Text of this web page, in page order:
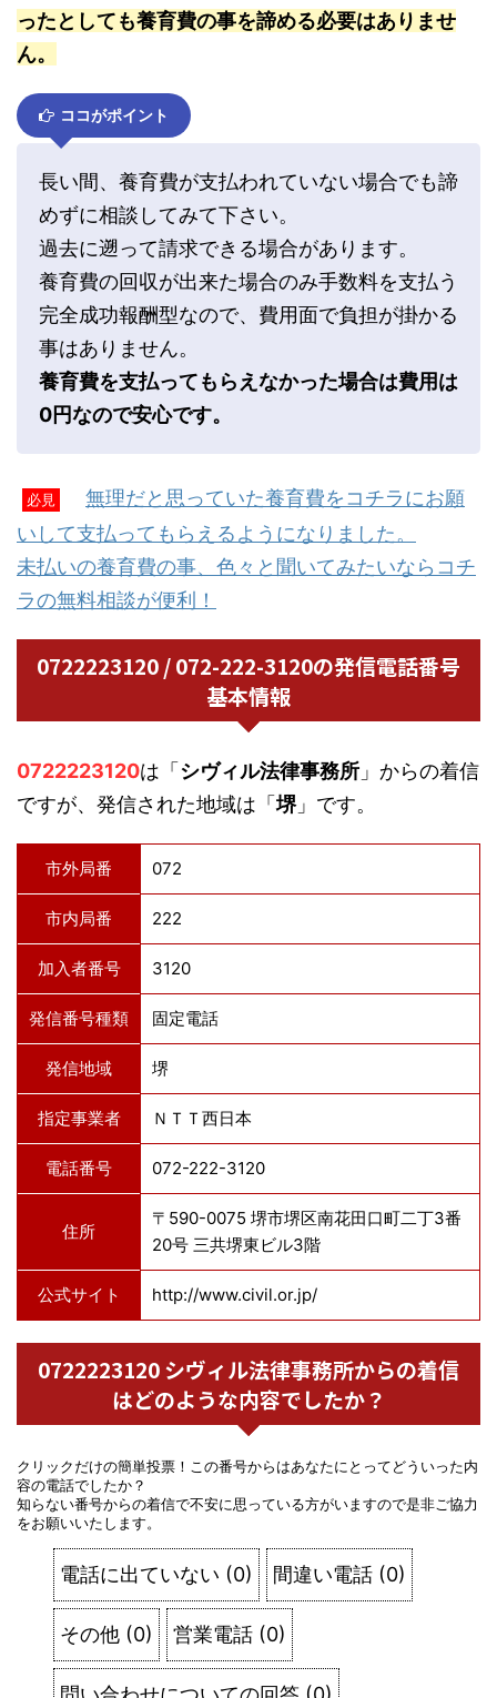
ったとしても養育費の事を諦める必要はありませ
ん。
ココがポイント
長い間、養育費が支払われていない場合でも諦
めずに相談してみて下さい。
過去に遡って請求できる場合があります。
養育費の回収が出来た場合のみ手数料を支払う
完全成功報酬型なので、費用面で負担が掛かる
事はありません。
養育費を支払ってもらえなかった場合は費用は
0円なので安心です。
必見
無理だと思っていた養育費をコチラにお願
いして支払ってもらえるようになりました。
未払いの養育費の事、色々と聞いてみたいならコチ
ラの無料相談が便利！
0722223120 / 072-222-3120の発信電話番号
基本情報
0722223120は「シヴィル法律事務所 」からの着信
ですが、発信された地域は「堺」です。
市外局番 072
市内局番 222
加入者番号 3120
発信番号種類 固定電話
発信地域 堺
指定事業者 ＮＴＴ西日本
電話番号 072-222-3120
住所
〒590-0075 堺市堺区南花田口町二丁3番
20号 三共堺東ビル3階
公式サイト http://www.civil.or.jp/
0722223120 シヴィル法律事務所からの着信
はどのような内容でしたか？
クリックだけの簡単投票！この番号からはあなたにとってどういった内
容の電話でしたか？
知らない番号からの着信で不安に思っている方がいますので是非ご協力
をお願いいたします。
電話に出ていない (0) 間違い電話 (0)
その他 (0) 営業電話 (0)